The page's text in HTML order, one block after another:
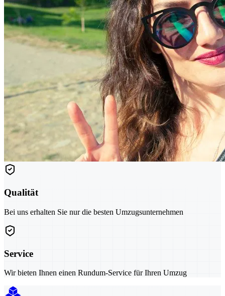
Qualität
Bei uns erhalten Sie nur die besten Umzugsunternehmen
Service
Wir bieten Ihnen einen Rundum-Service für Ihren Umzug